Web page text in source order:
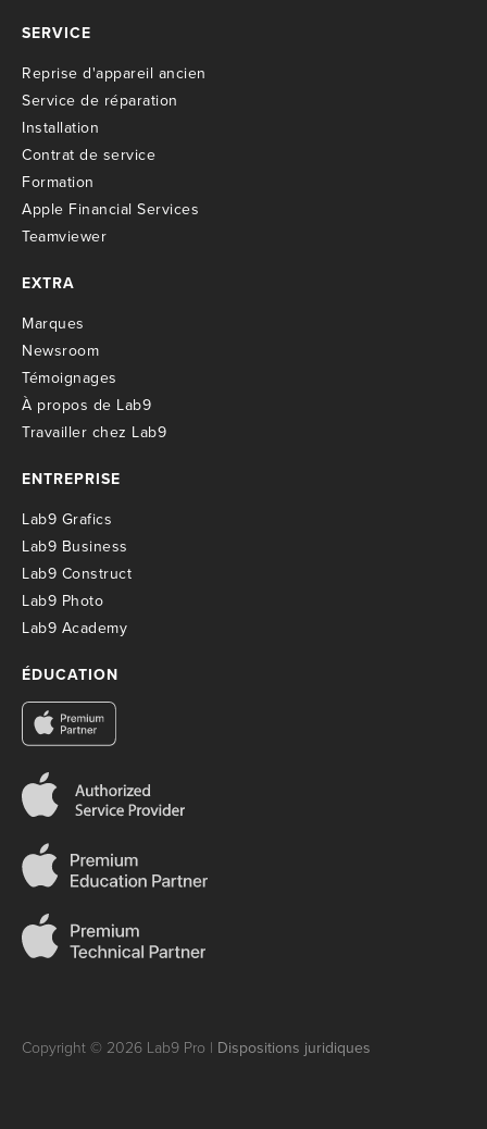
SERVICE
Reprise d'appareil ancien
Service de réparation
Installation
Contrat de service
Formation
Apple Financial Services
Teamviewer
EXTRA
Marques
Newsroom
Témoignages
À propos de Lab9
Travailler chez Lab9
ENTREPRISE
Lab9 Grafics
Lab9 Business
Lab9 Construct
Lab9 Photo
Lab9 Academy
ÉDUCATION
Copyright © 2026 Lab9 Pro | Dispositions juridiques